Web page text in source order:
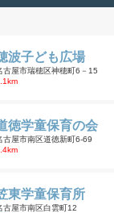
波子ども広場
古屋市瑞穂区神穂町6－15
徳学童保育の会
古屋市南区道徳新町6-69
東学童保育所
古屋市南区白雲町12